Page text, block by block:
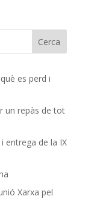
es perd i
un repàs de tot
entrega de la IX
Xarxa pel